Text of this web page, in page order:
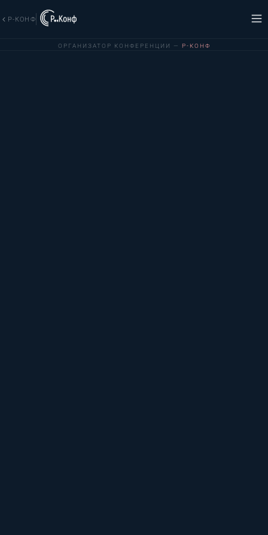
Р-КОНФ
ОРГАНИЗАТОР КОНФЕРЕНЦИИ — Р-КОНФ